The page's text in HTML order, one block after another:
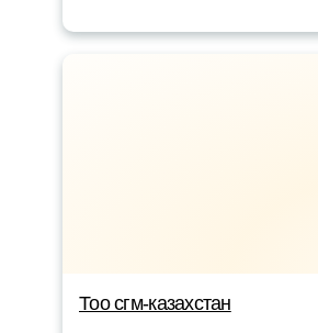
Тоо сгм-казахстан